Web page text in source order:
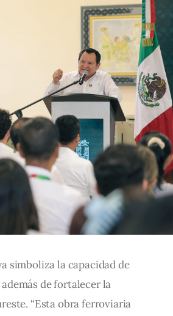
simboliza la capacidad de
de fortalecer la
“Esta obra ferroviaria